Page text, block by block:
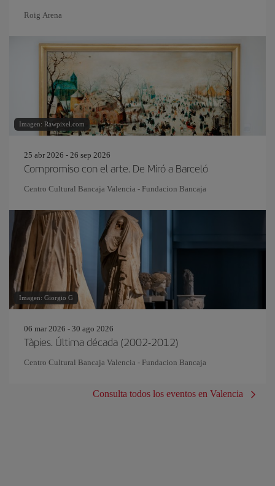
Roig Arena
Imagen: Rawpixel.com
25 abr 2026 - 26 sep 2026
Compromiso con el arte. De Miró a Barceló
Centro Cultural Bancaja Valencia - Fundacion Bancaja
Imagen: Giorgio G
06 mar 2026 - 30 ago 2026
Tàpies. Última década (2002-2012)
Centro Cultural Bancaja Valencia - Fundacion Bancaja
Consulta todos los eventos en Valencia